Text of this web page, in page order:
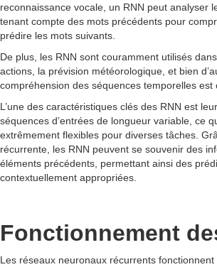
reconnaissance vocale, un RNN peut analyser
tenant compte des mots précédents pour
prédire les mots suivants.
De plus, les RNN sont couramment utilisés
actions, la prévision météorologique, et bien
compréhension des séquences temporelles est
L’une des caractéristiques clés des RNN est
séquences d’entrées de longueur variable, ce
extrêmement flexibles pour diverses tâches.
récurrente, les RNN peuvent se souvenir des
éléments précédents, permettant ainsi des
contextuellement appropriées.
Fonctionnement
Les réseaux neuronaux récurrents